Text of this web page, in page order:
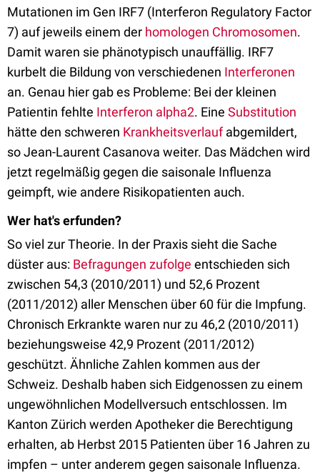
Mutationen im Gen IRF7 (Interferon Regulatory Factor
7) auf jeweils einem der homologen Chromosomen.
Damit waren sie phänotypisch unauffällig. IRF7
kurbelt die Bildung von verschiedenen Interferonen
an. Genau hier gab es Probleme: Bei der kleinen
Patientin fehlte Interferon alpha2. Eine Substitution
hätte den schweren Krankheitsverlaufabgemildert,
so Jean-Laurent Casanova weiter. Das Mädchen wird
jetzt regelmäßig gegen die saisonale Influenza
geimpft, wie andere Risikopatienten auch.
Wer hat's erfunden?
So viel zur Theorie. In der Praxis sieht die Sache
düster aus: Befragungen zufolge entschieden sich
zwischen 54,3 (2010/2011) und 52,6 Prozent
(2011/2012) aller Menschen über 60 für die Impfung.
Chronisch Erkrankte waren nur zu 46,2 (2010/2011)
beziehungsweise 42,9 Prozent (2011/2012)
geschützt. Ähnliche Zahlen kommen aus der
Schweiz. Deshalb haben sich Eidgenossen zu einem
ungewöhnlichen Modellversuch entschlossen. Im
Kanton Zürich werden Apotheker die Berechtigung
erhalten, ab Herbst 2015 Patienten über 16 Jahren zu
impfen – unter anderem gegen saisonale Influenza.